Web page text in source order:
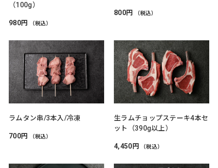
（100g）
980円 （税込）
800円 （税込）
ラムタン串/3本入/冷凍
700円 （税込）
生ラムチョップステーキ4本セ
ット（390g以上）
4,450円 （税込）